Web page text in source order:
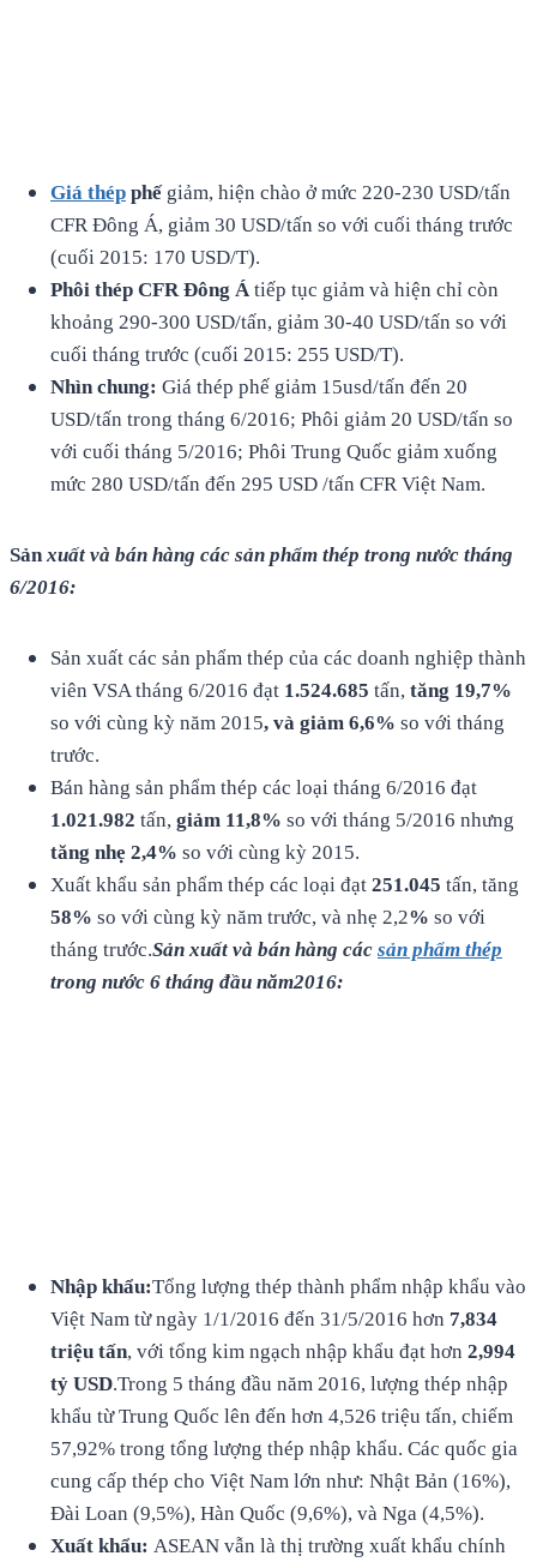
Giá thép phếgiảm, hiện chào ở mức 220-230 USD/tấn
CFR Đông Á, giảm 30 USD/tấn so với cuối tháng trước
(cuối 2015: 170 USD/T).
Phôi thép CFRĐông Á tiếp tục giảm và hiện chỉ còn
khoảng 290-300 USD/tấn, giảm 30-40 USD/tấn so với
cuối tháng trước (cuối 2015: 255 USD/T).
Nhìn chung: Giá thép phế giảm 15usd/tấn đến 20
USD/tấn trong tháng 6/2016; Phôi giảm 20 USD/tấn so
với cuối tháng 5/2016; Phôi Trung Quốc giảm xuống
mức 280 USD/tấn đến 295 USD /tấn CFR Việt Nam.
Sảnxuất và bán hàng các sản phẩm thép trong nước tháng
6/2016:
Sản xuất các sản phẩm thép của các doanh nghiệp thành
viên VSA tháng 6/2016 đạt 1.524.685 tấn, tăng 19,7%
so với cùng kỳ năm 2015, và giảm 6,6% so với tháng
trước.
Bán hàng sản phẩm thép các loại tháng 6/2016 đạt
1.021.982 tấn, giảm 11,8% so với tháng 5/2016 nhưng
tăng nhẹ 2,4% so với cùng kỳ 2015.
Xuất khẩu sản phẩm thép các loại đạt 251.045 tấn, tăng
58% so với cùng kỳ năm trước, và nhẹ 2,2% so với
tháng trước.Sản xuất và bán hàng các sản phẩm thép
trong nước 6 tháng đầu năm2016:
Nhập khẩu:Tổng lượng thép thành phẩm nhập khẩu vào
Việt Nam từ ngày 1/1/2016 đến 31/5/2016 hơn 7,834
triệu tấn, với tổng kim ngạch nhập khẩu đạt hơn 2,994
tỷ USD.Trong 5 tháng đầu năm 2016, lượng thép nhập
khẩu từ Trung Quốc lên đến hơn 4,526 triệu tấn, chiếm
57,92% trong tổng lượng thép nhập khẩu. Các quốc gia
cung cấp thép cho Việt Nam lớn như: Nhật Bản (16%),
Đài Loan (9,5%), Hàn Quốc (9,6%), và Nga (4,5%).
Xuất khẩu: ASEAN vẫn là thị trường xuất khẩu chính